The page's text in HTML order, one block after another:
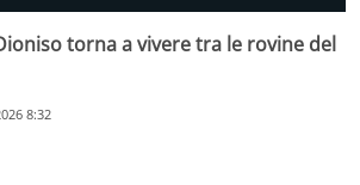
torna a vivere tra le rovine del
8:32